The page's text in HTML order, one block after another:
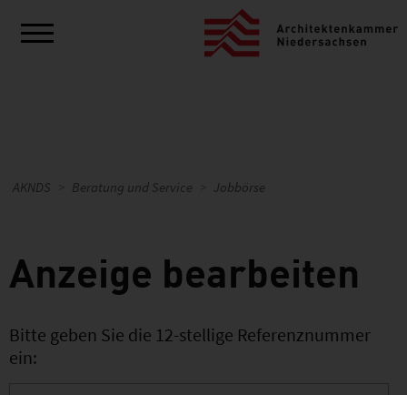
AKNDS Beratung und Service Jobbörse
Anzeige bearbeiten
Bitte geben Sie die 12-stellige Referenznummer
ein: